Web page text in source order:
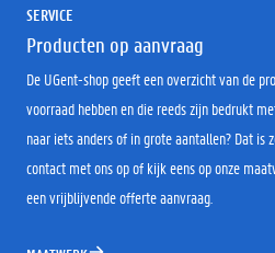
SERVICE
Producten op aanvraag
De UGent-shop geeft een overzicht van de
voorraad hebben en die reeds zijn bedrukt
naar iets anders of in grote aantallen? Dat
contact met ons op of kijk eens op onze
een vrijblijvende offerte aanvraag.